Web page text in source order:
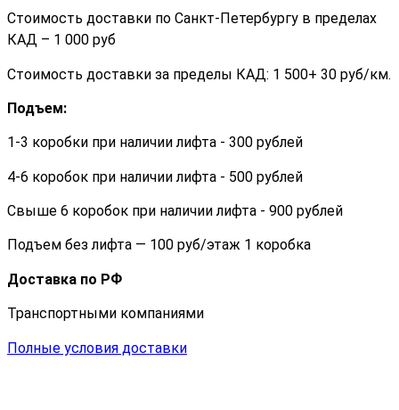
Стоимость доставки по Санкт-Петербургу в пределах
КАД – 1 000 руб
Стоимость доставки за пределы КАД: 1 500+ 30 руб/км.
Подъем:
1-3 коробки при наличии лифта - 300 рублей
4-6 коробок при наличии лифта - 500 рублей
Свыше 6 коробок при наличии лифта - 900 рублей
Подъем без лифта — 100 руб/этаж 1 коробка
Доставка по РФ
Транспортными компаниями
Полные условия доставки